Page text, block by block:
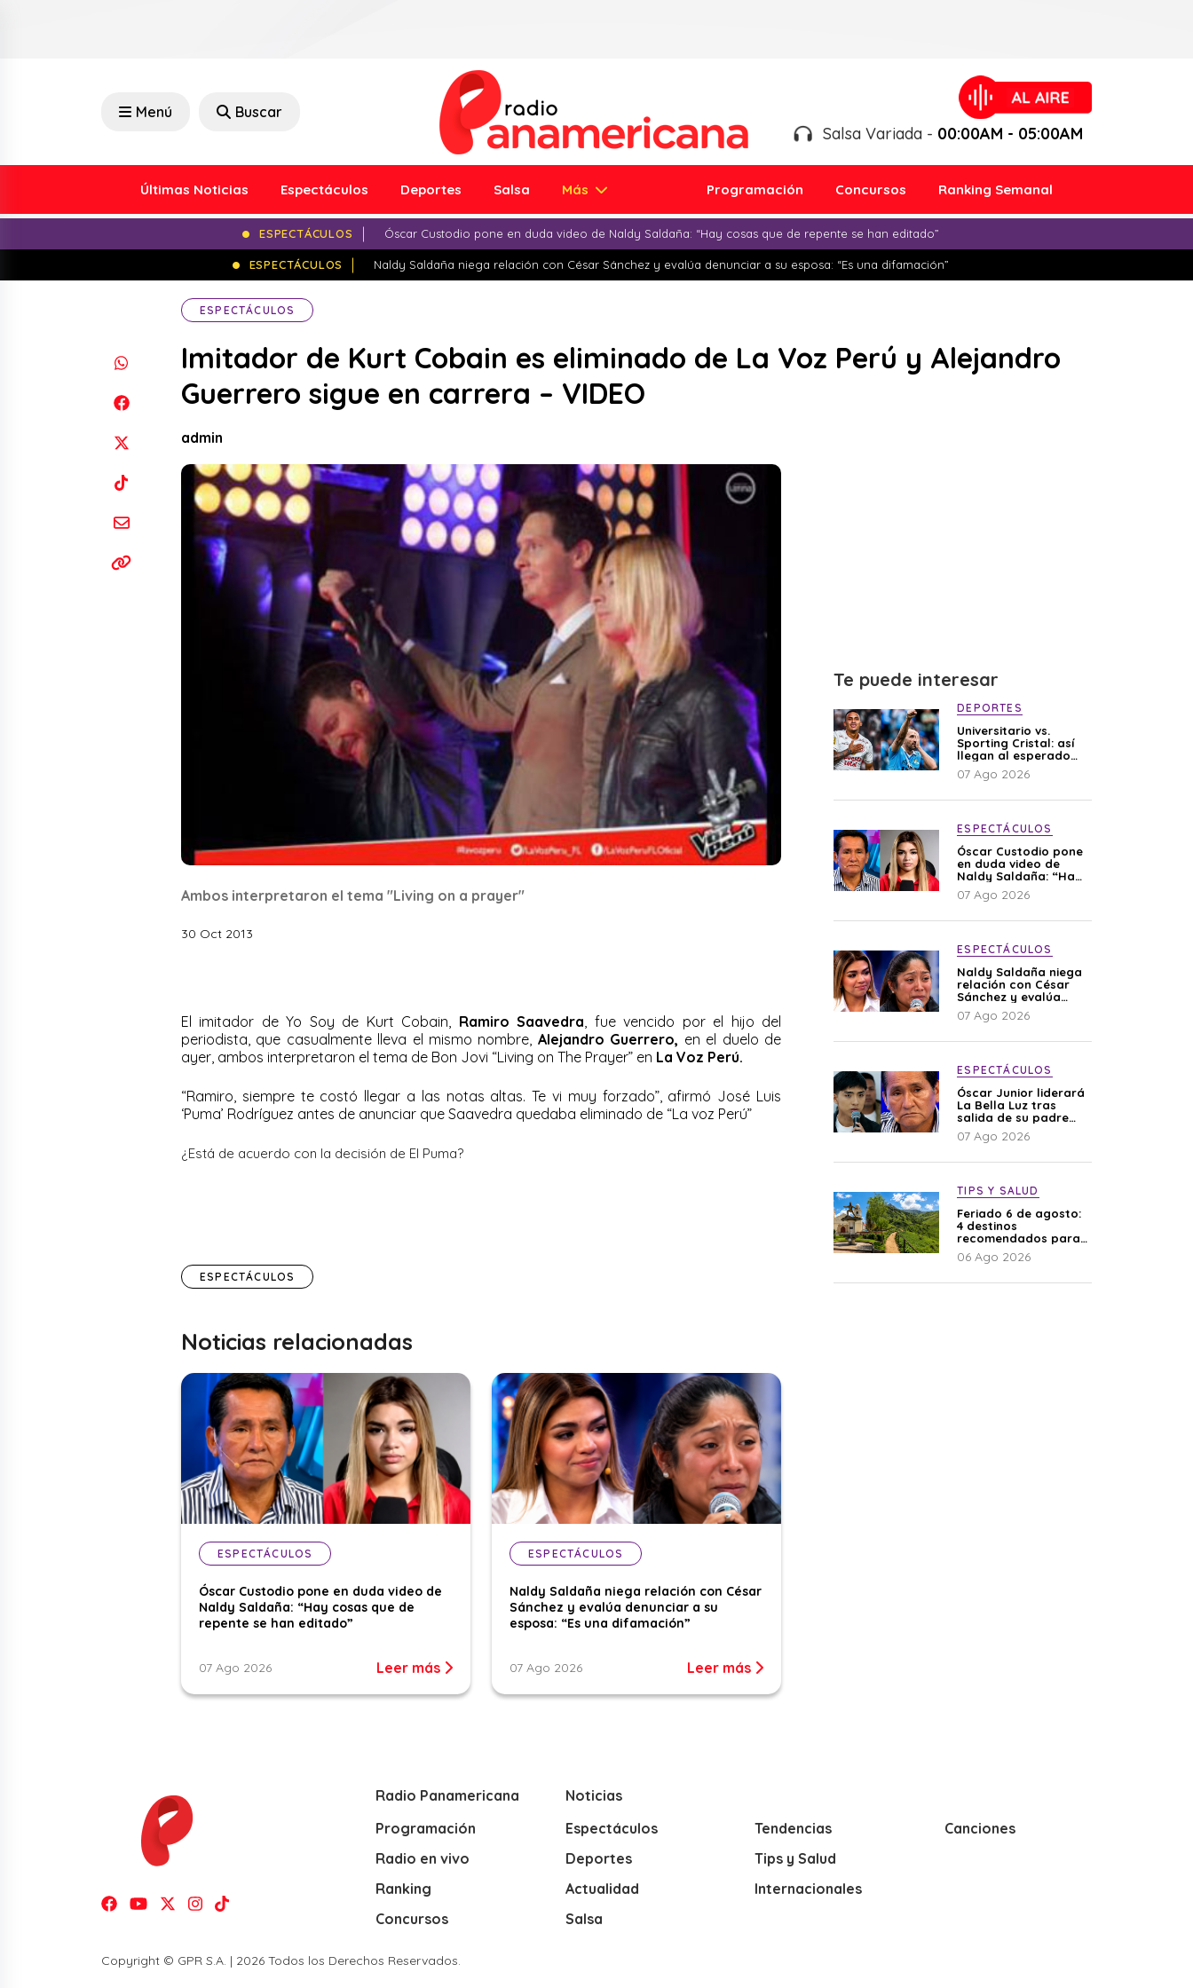
Menú Buscar
Salsa Variada - 00:00AM - 05:00AM
Últimas Noticias Espectáculos Deportes Salsa Más Programación Concursos Ranking Semanal
ESPECTÁCULOS Óscar Custodio pone en duda video de Naldy Saldaña: “Hay cosas que de repente se han editado”
ESPECTÁCULOS Naldy Saldaña niega relación con César Sánchez y evalúa denunciar a su esposa: “Es una difamación”
ESPECTÁCULOS
Imitador de Kurt Cobain es eliminado de La Voz Perú y Alejandro
Guerrero sigue en carrera – VIDEO
admin
Ambos interpretaron el tema "Living on a prayer"
30 Oct 2013
El imitador de Yo Soy de Kurt Cobain, Ramiro Saavedra , fue vencido por el hijo del
periodista, que casualmente lleva el mismo nombre, Alejandro Guerrero, en el duelo de
ayer, ambos interpretaron el tema de Bon Jovi “Living on The Prayer” en La Voz Perú.
“Ramiro, siempre te costó llegar a las notas altas. Te vi muy forzado”, afirmó José Luis
‘Puma’ Rodríguez antes de anunciar que Saavedra quedaba eliminado de “La voz Perú”
¿Está de acuerdo con la decisión de El Puma?
ESPECTÁCULOS
Noticias relacionadas
ESPECTÁCULOS
Óscar Custodio pone en duda video de
Naldy Saldaña: “Hay cosas que de
repente se han editado”
07 Ago 2026 Leer más
ESPECTÁCULOS
Naldy Saldaña niega relación con César
Sánchez y evalúa denunciar a su
esposa: “Es una difamación”
07 Ago 2026 Leer más
Te puede interesar
DEPORTES
Universitario vs.
Sporting Cristal: así
llegan al esperado
duelo
07 Ago 2026
ESPECTÁCULOS
Óscar Custodio pone
en duda video de
Naldy Saldaña: “Hay
cosas que de repente
se han editado”
07 Ago 2026
ESPECTÁCULOS
Naldy Saldaña niega
relación con César
Sánchez y evalúa
denunciar a su
esposa: “Es una
07 Ago 2026
ESPECTÁCULOS
Óscar Junior liderará
La Bella Luz tras
salida de su padre
por polémica con
Naldy Saldaña
07 Ago 2026
TIPS Y SALUD
Feriado 6 de agosto:
4 destinos
recomendados para
disfrutar el descanso
06 Ago 2026
Radio Panamericana
Programación
Radio en vivo
Ranking
Concursos
Noticias
Espectáculos
Deportes
Actualidad
Salsa
Tendencias
Tips y Salud
Internacionales
Canciones
Copyright © GPR S.A. | 2026 Todos los Derechos Reservados.